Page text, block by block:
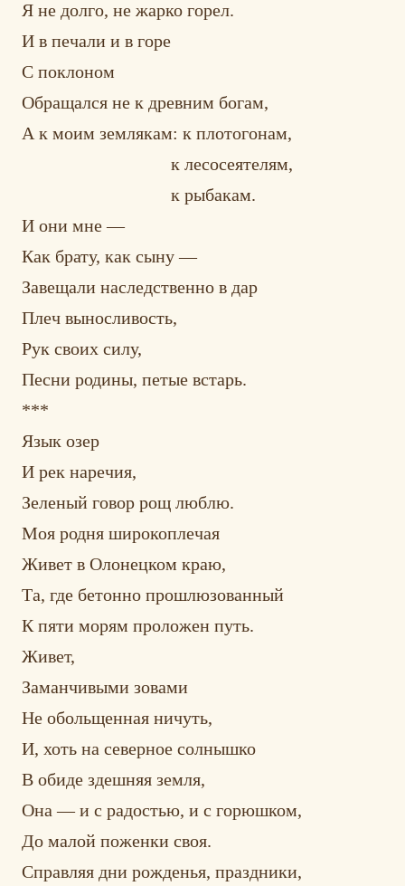
Я не долго, не жарко горел.
И в печали и в горе
С поклоном
Обращался не к древним богам,
А к моим землякам: к плотогонам,
к лесосеятелям,
к рыбакам.
И они мне —
Как брату, как сыну —
Завещали наследственно в дар
Плеч выносливость,
Рук своих силу,
Песни родины, петые встарь.
***
Язык озер
И рек наречия,
Зеленый говор рощ люблю.
Моя родня широкоплечая
Живет в Олонецком краю,
Та, где бетонно прошлюзованный
К пяти морям проложен путь.
Живет,
Заманчивыми зовами
Не обольщенная ничуть,
И, хоть на северное солнышко
В обиде здешняя земля,
Она — и с радостью, и с горюшком,
До малой поженки своя.
Справляя дни рожденья, праздники,